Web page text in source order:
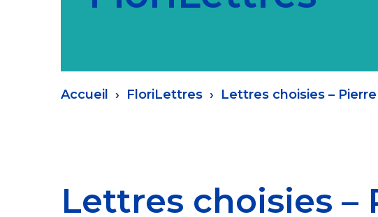
Fil
Accueil FloriLettres Lettres choisies –
Lettres choisies –